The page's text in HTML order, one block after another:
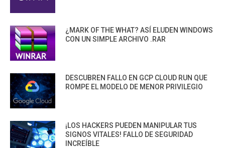
¿MARK OF THE WHAT? ASÍ ELUDEN WINDOWS
CON UN SIMPLE ARCHIVO .RAR
DESCUBREN FALLO EN GCP CLOUD RUN QUE
ROMPE EL MODELO DE MENOR PRIVILEGIO
¡LOS HACKERS PUEDEN MANIPULAR TUS
SIGNOS VITALES! FALLO DE SEGURIDAD
INCREÍBLE